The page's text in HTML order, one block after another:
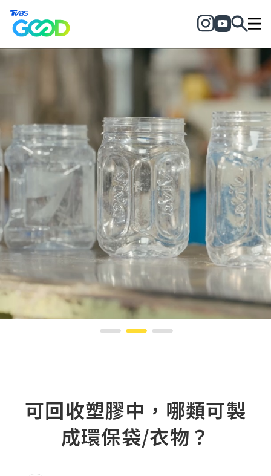
可回收塑膠中，哪類可製
成環保袋/衣物？